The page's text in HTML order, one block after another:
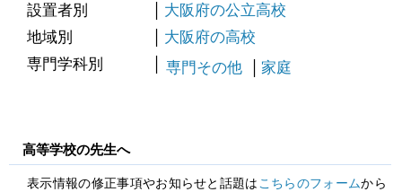
設置者別
大阪府の公立高校
地域別
大阪府の高校
専門学科別
専門その他 家庭
高等学校の先生へ
表示情報の修正事項やお知らせと話題は こちらのフォームから